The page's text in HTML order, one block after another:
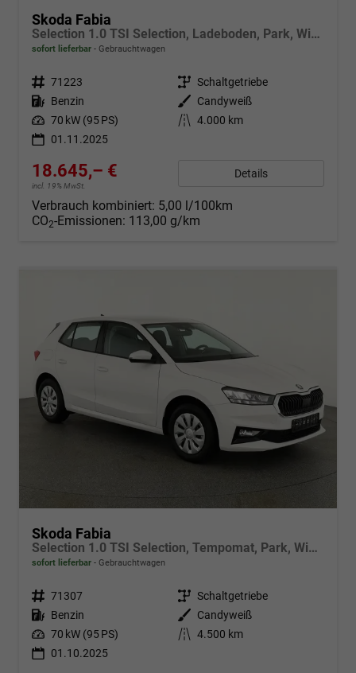
Skoda Fabia
Selection 1.0 TSI Selection, Ladeboden, Park, Winterpaket, SmartLink, 4-J Garantie
sofort lieferbar Gebrauchtwagen
Fahrzeugnr. 71223 Getriebe Schaltgetriebe
Kraftstoff Benzin Außenfarbe
Candyweiß
Leistung 70 kW (95 PS) Kilometerstand 4.000 km
01.11.2025
18.645,– €
incl. 19% MwSt.
Details
Verbrauch kombiniert: 5,00 l/100km
CO2-Emissionen: 113,00 g/km
Skoda Fabia
Selection 1.0 TSI Selection, Tempomat, Park, Winterpaket, SmartLink, 4-J Garantie
sofort lieferbar Gebrauchtwagen
Fahrzeugnr. 71307 Getriebe Schaltgetriebe
Kraftstoff Benzin Außenfarbe
Candyweiß
Leistung 70 kW (95 PS) Kilometerstand 4.500 km
01.10.2025